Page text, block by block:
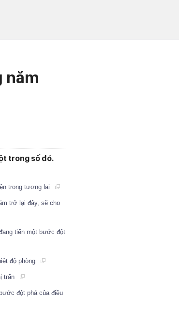
năm
trong số đó.
trong tương lai
trở lại đây, sẽ cho
tiến một bước đột
độ phòng
trấn
đột phá của điều